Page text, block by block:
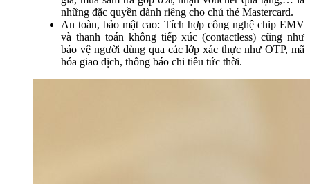
những đặc quyền dành riêng cho chủ thẻ Mastercard.
An toàn, bảo mật cao: Tích hợp công nghệ chip EMV
và thanh toán không tiếp xúc (contactless) cũng như
bảo vệ người dùng qua các lớp xác thực như OTP, mã
hóa giao dịch, thông báo chi tiêu tức thời.